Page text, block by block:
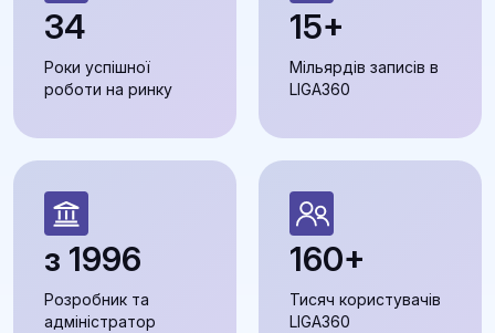
34
Роки успішної
роботи на ринку
15+
Мільярдів записів в
LIGA360
з 1996
Розробник та
адміністратор
160+
Тисяч користувачів
LIGA360